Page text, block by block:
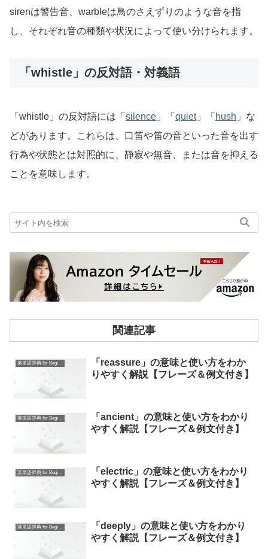
sirenは警告音、warbleは鳥のさえずりのような音を指
し、それぞれ音の種類や状況によって使い分けられます。
「whistle」の反対語・対義語
「whistle」の反対語には「 silence 」「 quiet」「 hush 」な
どがあります。これらは、口笛や笛の音といった音を出す
行為や状態とは対照的に、静寂や無音、または音を抑える
ことを意味します。
関連記事
英単語辞典 for Beginners
「reassure」の意味と使い方をわか
りやすく解説【フレーズ＆例文付き】
英単語辞典 for Beginners
「ancient」の意味と使い方をわかり
やすく解説【フレーズ＆例文付き】
英単語辞典 for Beginners
「electric」の意味と使い方をわかり
やすく解説【フレーズ＆例文付き】
英単語辞典 for Beginners
「deeply」の意味と使い方をわかり
やすく解説【フレーズ＆例文付き】